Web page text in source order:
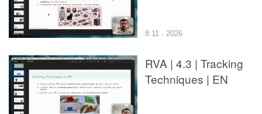
8:11 · 2026
RVA | 4.3 | Tracking
Techniques | EN